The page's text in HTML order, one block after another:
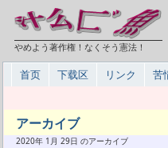
やめよう著作権！なくそう憲法！
首页 下载区 リンク 苦
アーカイブ
2020年 1月 29日 のアーカイブ